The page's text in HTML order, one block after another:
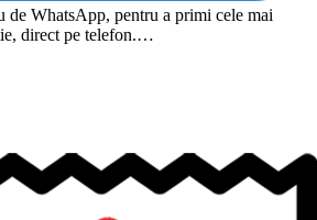
de WhatsApp, pentru a primi cele mai
direct pe telefon.…